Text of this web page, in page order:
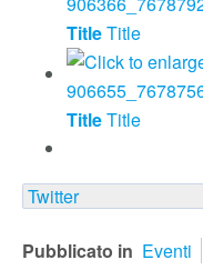
TitleTitle
TitleTitle
Twitter
Pubblicato in Eventi